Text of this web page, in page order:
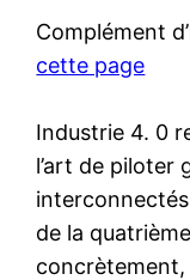
Complément
cette page
Industrie 4. 0
l’art de piloter
interconnectés
de la
concrètement,